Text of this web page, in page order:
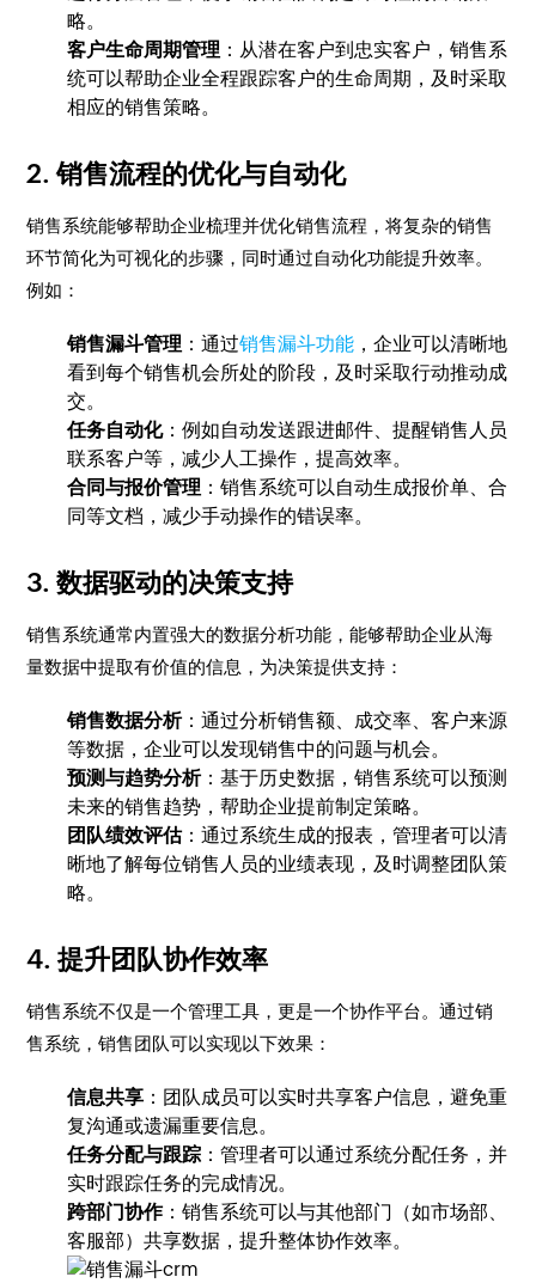
略。
客户生命周期管理 ：从潜在客户到忠实客户，销售系
统可以帮助企业全程跟踪客户的生命周期，及时采取
相应的销售策略。
2.销售流程的优化与自动化
销售系统能够帮助企业梳理并优化销售流程，将复杂的销售
环节简化为可视化的步骤，同时通过自动化功能提升效率。
例如：
销售漏斗管理 ：通过销售漏斗功能 ，企业可以清晰地
看到每个销售机会所处的阶段，及时采取行动推动成
交。
任务自动化：例如自动发送跟进邮件、提醒销售人员
联系客户等，减少人工操作，提高效率。
合同与报价管理 ：销售系统可以自动生成报价单、合
同等文档，减少手动操作的错误率。
3.数据驱动的决策支持
销售系统通常内置强大的数据分析功能，能够帮助企业从海
量数据中提取有价值的信息，为决策提供支持：
销售数据分析：通过分析销售额、成交率、客户来源
等数据，企业可以发现销售中的问题与机会。
预测与趋势分析：基于历史数据，销售系统可以预测
未来的销售趋势，帮助企业提前制定策略。
团队绩效评估：通过系统生成的报表，管理者可以清
晰地了解每位销售人员的业绩表现，及时调整团队策
略。
4.提升团队协作效率
销售系统不仅是一个管理工具，更是一个协作平台。通过销
售系统，销售团队可以实现以下效果：
信息共享 ：团队成员可以实时共享客户信息，避免重
复沟通或遗漏重要信息。
任务分配与跟踪 ：管理者可以通过系统分配任务，并
实时跟踪任务的完成情况。
跨部门协作：销售系统可以与其他部门（如市场部、
客服部）共享数据，提升整体协作效率。